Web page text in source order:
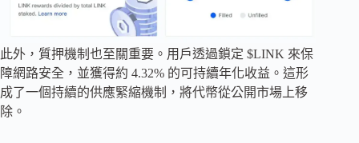
此外，質押機制也至關重要。用戶透過鎖定 $LINK 來保
障網路安全，並獲得約 4.32% 的可持續年化收益。這形
成了一個持續的供應緊縮機制，將代幣從公開市場上移
除。